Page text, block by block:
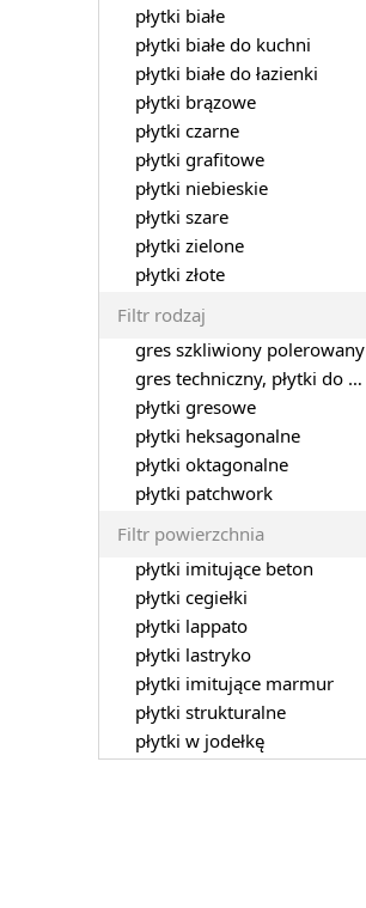
płytki białe
płytki białe do kuchni
płytki białe do łazienki
płytki brązowe
płytki czarne
płytki grafitowe
płytki niebieskie
płytki szare
płytki zielone
płytki złote
Filtr rodzaj
gres szkliwiony polerowany
gres techniczny, płytki do garażu
płytki gresowe
płytki heksagonalne
płytki oktagonalne
płytki patchwork
Filtr powierzchnia
płytki imitujące beton
płytki cegiełki
płytki lappato
płytki lastryko
płytki imitujące marmur
płytki strukturalne
płytki w jodełkę